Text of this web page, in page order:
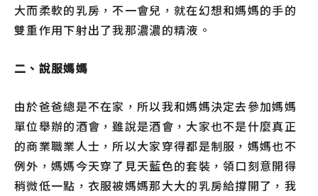
大而柔軟的乳房，不一會兒，就在幻想和媽媽的手的
雙重作用下射出了我那濃濃的精液。
二、說服媽媽
由於爸爸總是不在家，所以我和媽媽決定去參加媽媽
單位舉辦的酒會，雖說是酒會，大家也不是什麼真正
的商業職業人士，所以大家穿得都是制服，媽媽也不
例外，媽媽今天穿了見天藍色的套裝，領口刻意開得
稍微低一點，衣服被媽媽那大大的乳房給撐開了，我